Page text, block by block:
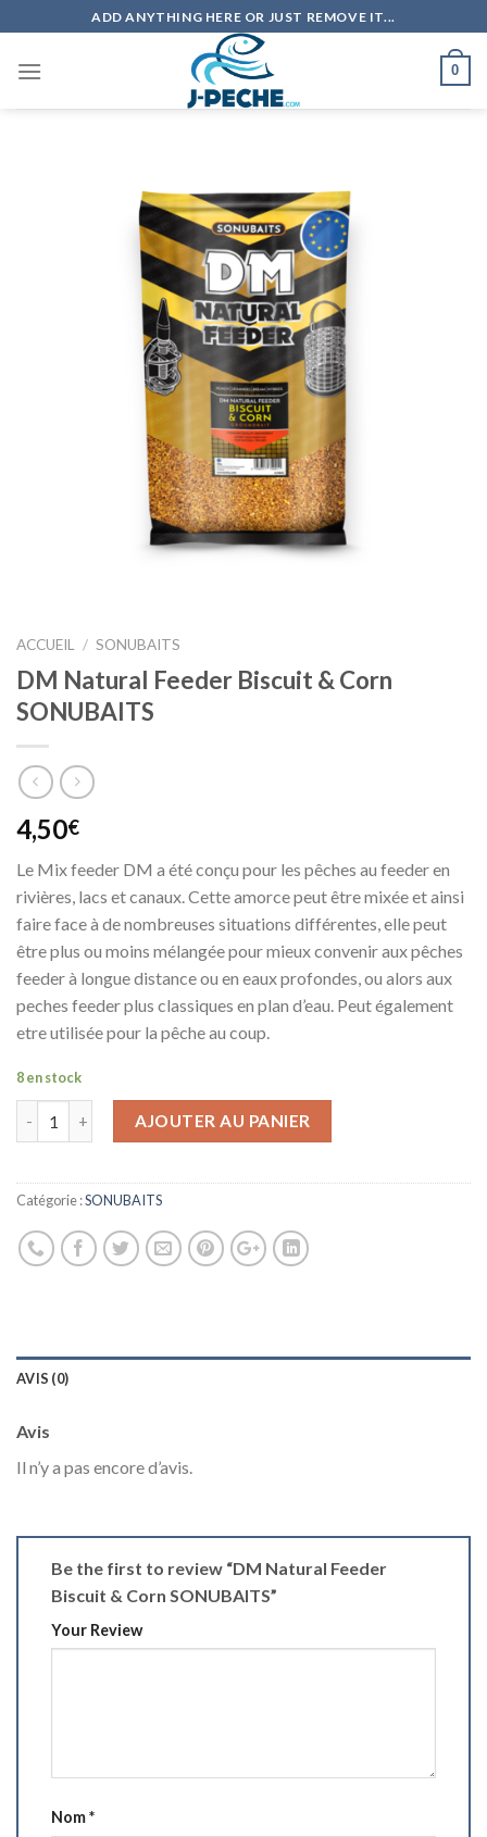
to
content
ADD ANYTHING HERE OR JUST REMOVE IT...
0
ACCUEIL / SONUBAITS
DM Natural Feeder Biscuit & Corn
SONUBAITS
4,50€
Le Mix feeder DM a été conçu pour les pêches au feeder en
rivières, lacs et canaux. Cette amorce peut être mixée et ainsi
faire face à de nombreuses situations différentes, elle peut
être plus ou moins mélangée pour mieux convenir aux pêches
feeder à longue distance ou en eaux profondes, ou alors aux
peches feeder plus classiques en plan d’eau. Peut également
etre utilisée pour la pêche au coup.
8 en stock
AJOUTER AU PANIER
Catégorie :SONUBAITS
AVIS (0)
Avis
Il n’y a pas encore d’avis.
Be the first to review “DM Natural Feeder
Biscuit & Corn SONUBAITS”
Your Review
Nom*